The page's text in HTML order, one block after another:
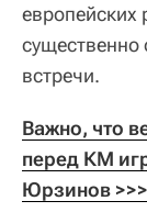
европейских
существенно
встречи.
Важно, что
перед КМ
Юрзинов >>>